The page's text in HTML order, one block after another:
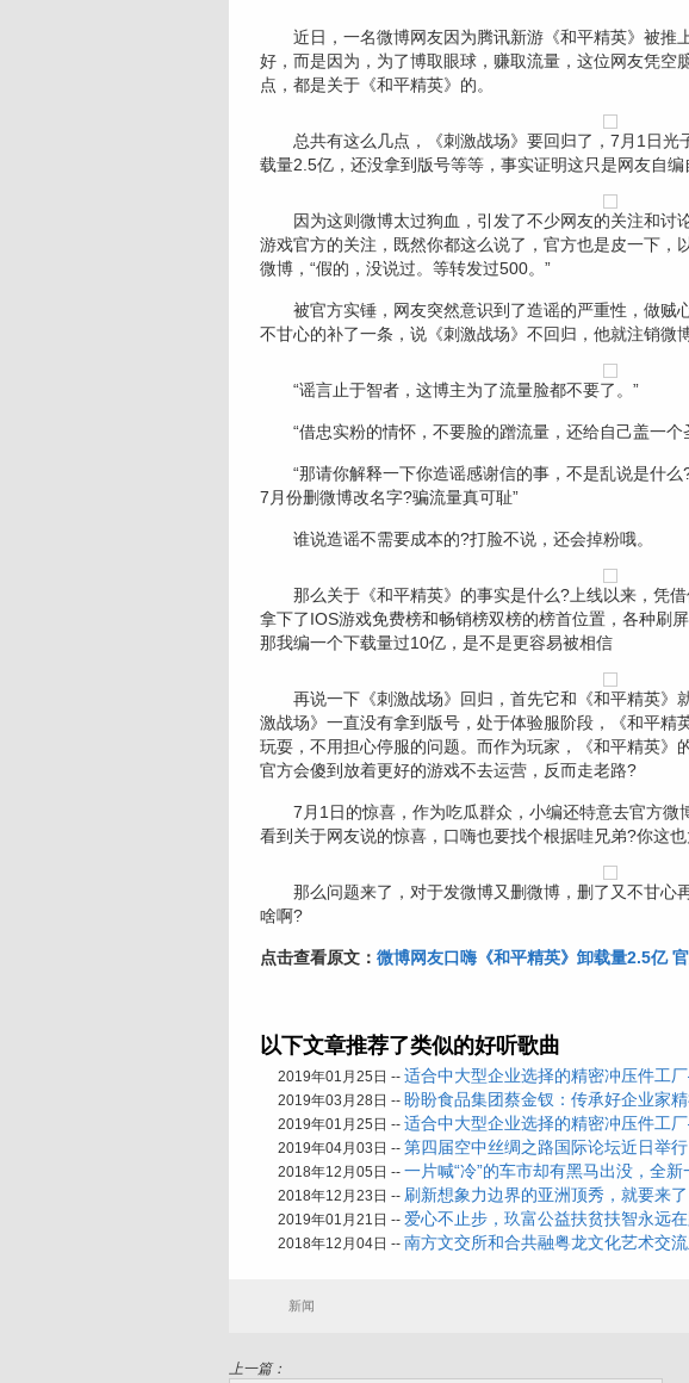
近日，一名微博网友因为腾讯新游《和平精英》被推
好，而是因为，为了博取眼球，赚取流量，这位网友凭空
点，都是关于《和平精英》的。
总共有这么几点，《刺激战场》要回归了，7月1日光
载量2.5亿，还没拿到版号等等，事实证明这只是网友自
因为这则微博太过狗血，引发了不少网友的关注和讨
游戏官方的关注，既然你都这么说了，官方也是皮一下，
微博，“假的，没说过。等转发过500。”
被官方实锤，网友突然意识到了造谣的严重性，做贼
不甘心的补了一条，说《刺激战场》不回归，他就注销微
“谣言止于智者，这博主为了流量脸都不要了。”
“借忠实粉的情怀，不要脸的蹭流量，还给自己盖一个
“那请你解释一下你造谣感谢信的事，不是乱说是什么
7月份删微博改名字?骗流量真可耻”
谁说造谣不需要成本的?打脸不说，还会掉粉哦。
那么关于《和平精英》的事实是什么?上线以来，凭借
拿下了IOS游戏免费榜和畅销榜双榜的榜首位置，各种刷
那我编一个下载量过10亿，是不是更容易被相信
再说一下《刺激战场》回归，首先它和《和平精英》
激战场》一直没有拿到版号，处于体验服阶段，《和平精
玩耍，不用担心停服的问题。而作为玩家，《和平精英》
官方会傻到放着更好的游戏不去运营，反而走老路?
7月1日的惊喜，作为吃瓜群众，小编还特意去官方微
看到关于网友说的惊喜，口嗨也要找个根据哇兄弟?你这也
那么问题来了，对于发微博又删微博，删了又不甘心
啥啊?
点击查看原文： 微博网友口嗨《和平精英》卸载量2.5亿
以下文章推荐了类似的好听歌曲
2019年01月25日 -- 适合中大型企业选择的精密冲压件工
2019年03月28日 -- 盼盼食品集团蔡金钗：传承好企业家
2019年01月25日 -- 适合中大型企业选择的精密冲压件工
2019年04月03日 -- 第四届空中丝绸之路国际论坛近日举行
2018年12月05日 -- 一片喊“冷”的车市却有黑马出没，全新
2018年12月23日 -- 刷新想象力边界的亚洲顶秀，就要来了
2019年01月21日 -- 爱心不止步，玖富公益扶贫扶智永远
2018年12月04日 -- 南方文交所和合共融粤龙文化艺术交
新闻
上一篇：